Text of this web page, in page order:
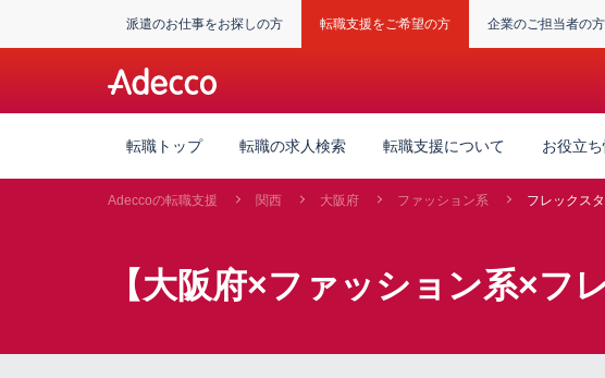
派遣のお仕事をお探しの方 転職支援をご希望の方 企業のご担当者の方
転職トップ 転職の求人検索 転職支援について お役立
Adeccoの転職支援 関西 大阪府 ファッション系 フレックス
【大阪府×ファッション系×フ